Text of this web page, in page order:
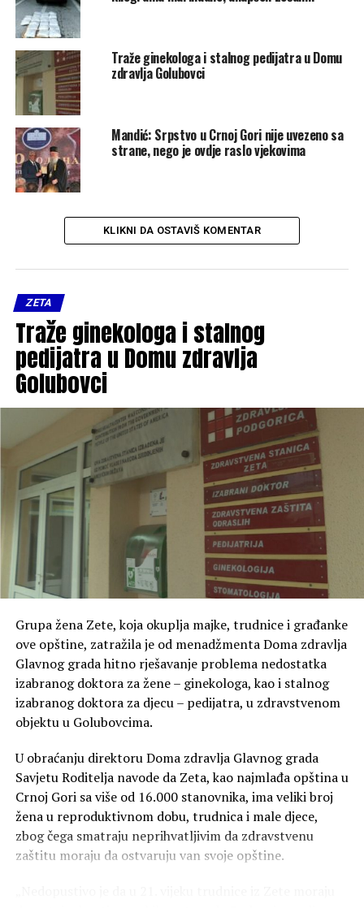
Traže ginekologa i stalnog pedijatra u Domu
zdravlja Golubovci
Mandić: Srpstvo u Crnoj Gori nije uvezeno sa
strane, nego je ovdje raslo vjekovima
KLIKNI DA OSTAVIŠ KOMENTAR
ZETA
Traže ginekologa i stalnog
pedijatra u Domu zdravlja
Golubovci
Grupa žena Zete, koja okuplja majke, trudnice i građanke
ove opštine, zatražila je od menadžmenta Doma zdravlja
Glavnog grada hitno rješavanje problema nedostatka
izabranog doktora za žene – ginekologa, kao i stalnog
izabranog doktora za djecu – pedijatra, u zdravstvenom
objektu u Golubovcima.
U obraćanju direktoru Doma zdravlja Glavnog grada
Savjetu Roditelja navode da Zeta, kao najmlađa opština u
Crnoj Gori sa više od 16.000 stanovnika, ima veliki broj
žena u reproduktivnom dobu, trudnica i male djece,
zbog čega smatraju neprihvatljivim da zdravstvenu
zaštitu moraju da ostvaruju van svoje opštine.